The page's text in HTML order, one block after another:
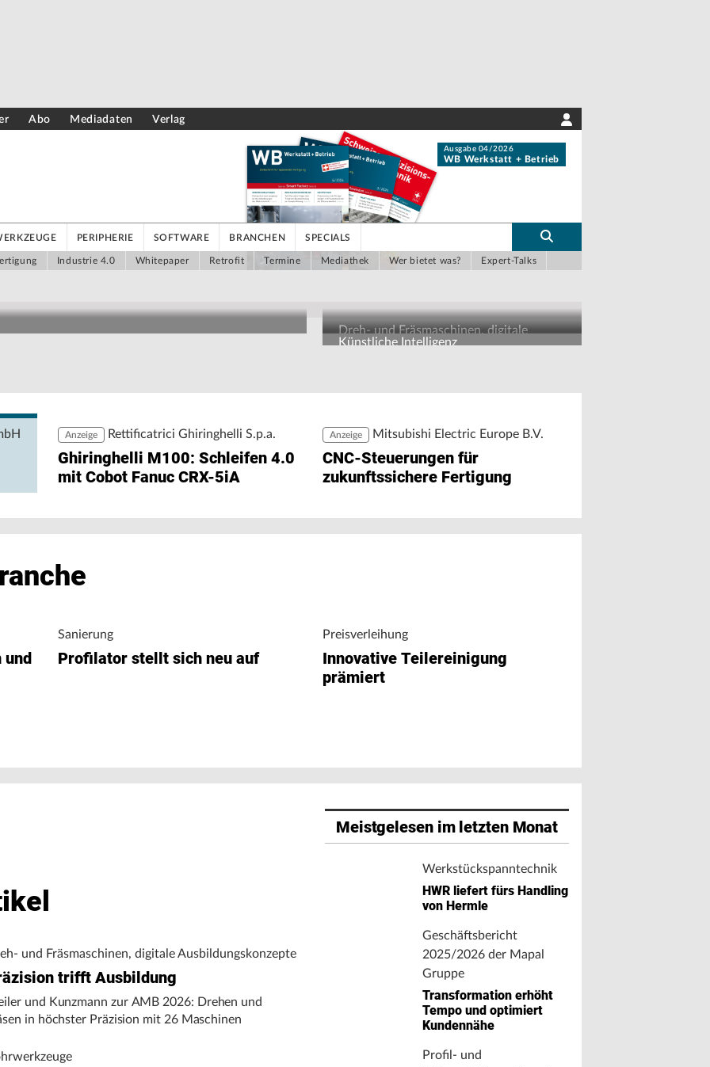
Abo Mediadaten Verlag
Ausgabe 04/2026
WB Werkstatt + Betrieb
PERIPHERIE SOFTWARE BRANCHEN SPECIALS
Industrie 4.0 Whitepaper Retrofit Termine Mediathek Wer bietet was? Expert-Talks
ermöglicht den direkten Zugriff auf
bei der Analyse von
Dreh- und Fräsmaschinen, digitale
Ausbildungskonzepte
Künstliche Intelligenz
Anzeige Rettificatrici Ghiringhelli S.p.a.
Ghiringhelli M100: Schleifen 4.0
mit Cobot Fanuc CRX-5iA
Anzeige Mitsubishi Electric Europe B.V.
CNC-Steuerungen für
zukunftssichere Fertigung
und
Sanierung
Profilator stellt sich neu auf
Preisverleihung
Innovative Teilereinigung
prämiert
und Fräsmaschinen, digitale Ausbildungskonzepte
trifft Ausbildung
und Kunzmann zur AMB 2026: Drehen und
in höchster Präzision mit 26 Maschinen
Meistgelesen im letzten Monat
Werkstückspanntechnik
HWR liefert fürs Handling
von Hermle
Geschäftsbericht
2025/2026 der Mapal
Gruppe
Transformation erhöht
Tempo und optimiert
Kundennähe
Profil- und